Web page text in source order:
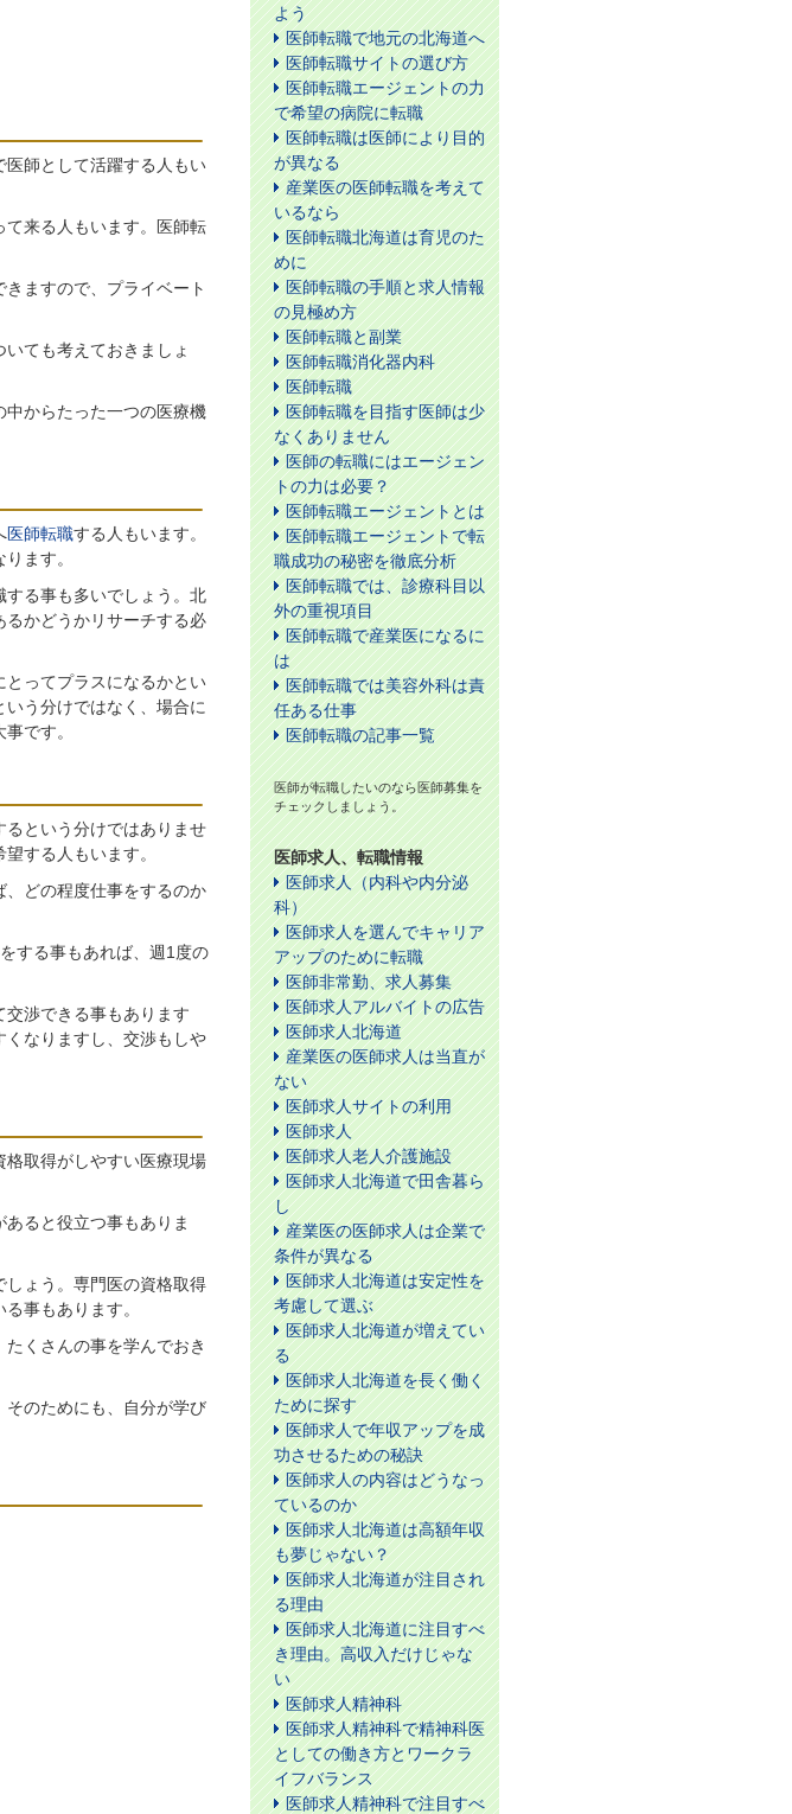
師として活躍する人もい
て来る人もいます。医師転
ますので、プライベート
ても考えておきましょ
からたった一つの医療機
医師転職する人もいます。
ます。
る事も多いでしょう。北
かどうかリサーチする必
ってプラスになるかとい
う分けではなく、場合に
です。
という分けではありませ
する人もいます。
どの程度仕事をするのか
する事もあれば、週1度の
渉できる事もあります
なりますし、交渉もしや
格取得がしやすい医療現場
ると役立つ事もありま
ょう。専門医の資格取得
事もあります。
くさんの事を学んでおき
のためにも、自分が学び
よう
医師転職で地元の北海道へ
医師転職サイトの選び方
医師転職エージェントの力
で希望の病院に転職
医師転職は医師により目的
が異なる
産業医の医師転職を考えて
いるなら
医師転職北海道は育児のた
めに
医師転職の手順と求人情報
の見極め方
医師転職と副業
医師転職消化器内科
医師転職
医師転職を目指す医師は少
なくありません
医師の転職にはエージェン
トの力は必要？
医師転職エージェントとは
医師転職エージェントで転
職成功の秘密を徹底分析
医師転職では、診療科目以
外の重視項目
医師転職で産業医になるに
は
医師転職では美容外科は責
任ある仕事
医師転職の記事一覧
医師が転職したいのなら医師募集を
チェックしましょう。
医師求人、転職情報
医師求人（内科や内分泌
科）
医師求人を選んでキャリア
アップのために転職
医師非常勤、求人募集
医師求人アルバイトの広告
医師求人北海道
産業医の医師求人は当直が
ない
医師求人サイトの利用
医師求人
医師求人老人介護施設
医師求人北海道で田舎暮ら
し
産業医の医師求人は企業で
条件が異なる
医師求人北海道は安定性を
考慮して選ぶ
医師求人北海道が増えてい
る
医師求人北海道を長く働く
ために探す
医師求人で年収アップを成
功させるための秘訣
医師求人の内容はどうなっ
ているのか
医師求人北海道は高額年収
も夢じゃない？
医師求人北海道が注目され
る理由
医師求人北海道に注目すべ
き理由。高収入だけじゃな
い
医師求人精神科
医師求人精神科で精神科医
としての働き方とワークラ
イフバランス
医師求人精神科で注目すべ